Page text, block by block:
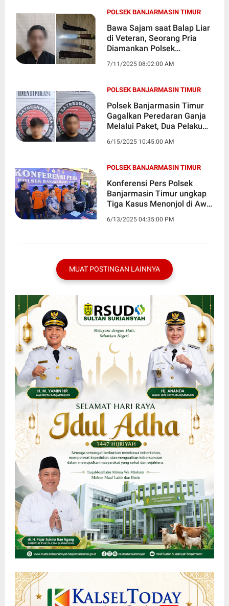
POLSEK BANJARMASIN TIMUR
Bawa Sajam saat Balap Liar
di Veteran, Seorang Pria
Diamankan Polsek
7/11/2025 08:02:00 AM
POLSEK BANJARMASIN TIMUR
Polsek Banjarmasin Timur
Gagalkan Peredaran Ganja
Melalui Paket, Dua Pelaku
6/15/2025 10:45:00 AM
POLSEK BANJARMASIN TIMUR
Konferensi Pers Polsek
Banjarmasin Timur ungkap
Tiga Kasus Menonjol di Awal
6/13/2025 04:35:00 PM
MUAT POSTINGAN LAINNYA